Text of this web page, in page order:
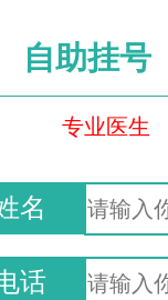
自助挂号
专业医生
名
话